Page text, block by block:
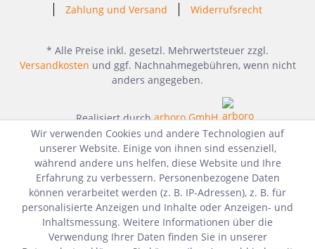
Zahlung und Versand
Widerrufsrecht
* Alle Preise inkl. gesetzl. Mehrwertsteuer zzgl.
Versandkosten und ggf. Nachnahmegebühren, wenn nicht
anders angegeben.
Realisiert durcharboro GmbH
Wir verwenden Cookies und andere Technologien auf
unserer Website. Einige von ihnen sind essenziell,
während andere uns helfen, diese Website und Ihre
Erfahrung zu verbessern. Personenbezogene Daten
können verarbeitet werden (z. B. IP-Adressen), z. B. für
personalisierte Anzeigen und Inhalte oder Anzeigen- und
Inhaltsmessung. Weitere Informationen über die
Verwendung Ihrer Daten finden Sie in unserer